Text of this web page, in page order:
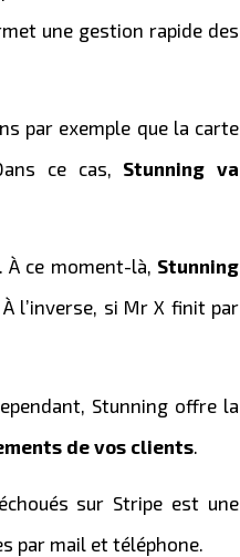
une gestion rapide des
par exemple que la carte
ce cas, Stunning va
À ce moment-là, Stunning
À l’inverse, si Mr X finit par
Stunning offre la
de vos clients
sur Stripe est une
par mail et téléphone.